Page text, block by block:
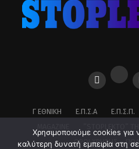
Γ ΕΘΝΙΚΉ Ε.Π.Σ.Α Ε.Π.Σ.Π.
ΌΡΟΙ ΧΡΉΣΗΣ –
Χρησιμοποιούμε cookies
καλύτερη δυνατή εμπειρία στη